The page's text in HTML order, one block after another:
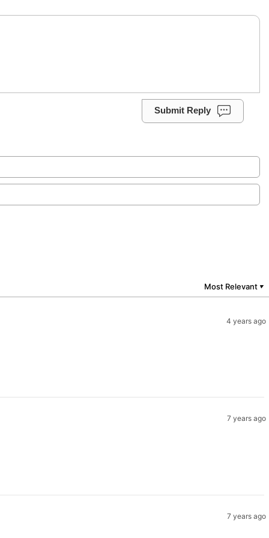
Submit Reply
Most Relevant ▼
4 years ago
7 years ago
7 years ago